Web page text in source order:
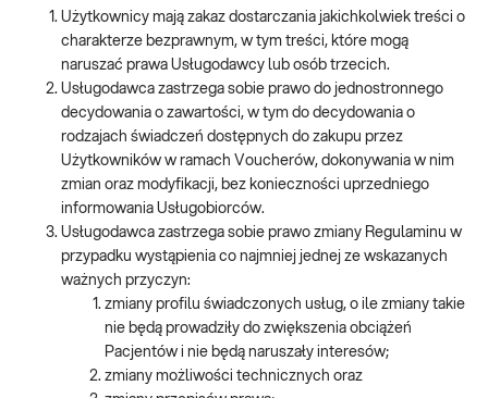
Użytkownicy mają zakaz dostarczania jakichkolwiek treści o
charakterze bezprawnym, w tym treści, które mogą
naruszać prawa Usługodawcy lub osób trzecich.
Usługodawca zastrzega sobie prawo do jednostronnego
decydowania o zawartości, w tym do decydowania o
rodzajach świadczeń dostępnych do zakupu przez
Użytkowników w ramach Voucherów, dokonywania w nim
zmian oraz modyfikacji, bez konieczności uprzedniego
informowania Usługobiorców.
Usługodawca zastrzega sobie prawo zmiany Regulaminu w
przypadku wystąpienia co najmniej jednej ze wskazanych
ważnych przyczyn:
zmiany profilu świadczonych usług, o ile zmiany takie
nie będą prowadziły do zwiększenia obciążeń
Pacjentów i nie będą naruszały interesów;
zmiany możliwości technicznych oraz